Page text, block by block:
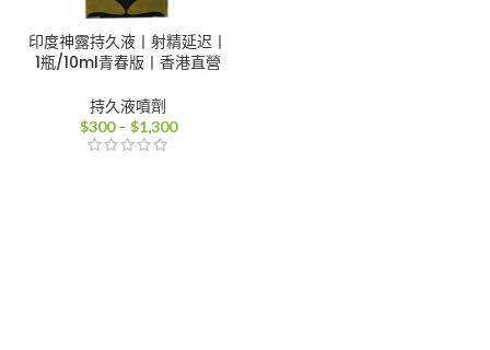
印度神露持久液丨射精延迟丨
1瓶/10ml青春版丨香港直營
持久液噴劑
$300 – $1,300價